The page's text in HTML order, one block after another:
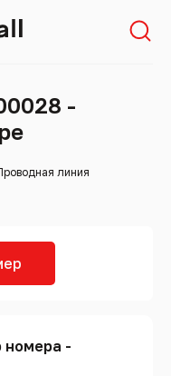
-
линия
номера -